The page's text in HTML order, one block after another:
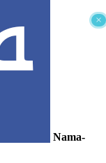
×
Nama-